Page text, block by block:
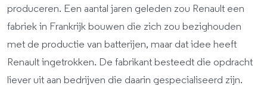
produceren. Een aantal jaren geleden zou Renault een
fabriek in Frankrijk bouwen die zich zou bezighouden
met de productie van batterijen, maar dat idee heeft
Renault ingetrokken. De fabrikant besteedt die opdracht
liever uit aan bedrijven die daarin gespecialiseerd zijn.